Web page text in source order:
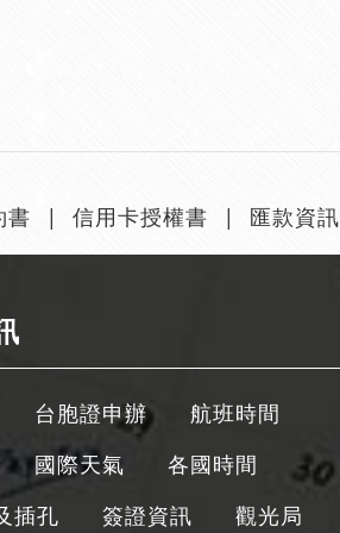
書 信用卡授權書 匯款資訊
台胞證申辦
航班時間
國際天氣
各國時間
插孔
簽證資訊 觀光局